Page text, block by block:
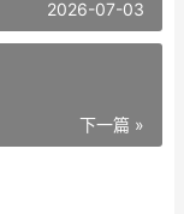
2026-07-03
下一篇 »